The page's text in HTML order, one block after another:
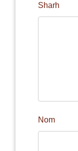
Sharh
Nom